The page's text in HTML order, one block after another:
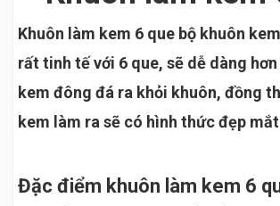
Khuôn làm kem 6 que bộ khuôn
rất tinh tế với 6 que, sẽ dễ dàng
kem đông đá ra khỏi khuôn, đồng
kem làm ra sẽ có hình thức đẹp
Đặc điểm khuôn làm kem 6